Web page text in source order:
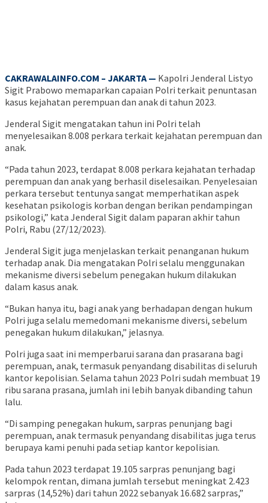
CAKRAWALAINFO.COM – JAKARTA — Kapolri Jenderal Listyo
Sigit Prabowo memaparkan capaian Polri terkait penuntasan
kasus kejahatan perempuan dan anak di tahun 2023.
Jenderal Sigit mengatakan tahun ini Polri telah
menyelesaikan 8.008 perkara terkait kejahatan perempuan dan
anak.
“Pada tahun 2023, terdapat 8.008 perkara kejahatan terhadap
perempuan dan anak yang berhasil diselesaikan. Penyelesaian
perkara tersebut tentunya sangat memperhatikan aspek
kesehatan psikologis korban dengan berikan pendampingan
psikologi,” kata Jenderal Sigit dalam paparan akhir tahun
Polri, Rabu (27/12/2023).
Jenderal Sigit juga menjelaskan terkait penanganan hukum
terhadap anak. Dia mengatakan Polri selalu menggunakan
mekanisme diversi sebelum penegakan hukum dilakukan
dalam kasus anak.
“Bukan hanya itu, bagi anak yang berhadapan dengan hukum
Polri juga selalu memedomani mekanisme diversi, sebelum
penegakan hukum dilakukan,” jelasnya.
Polri juga saat ini memperbarui sarana dan prasarana bagi
perempuan, anak, termasuk penyandang disabilitas di seluruh
kantor kepolisian. Selama tahun 2023 Polri sudah membuat 19
ribu sarana prasana, jumlah ini lebih banyak dibanding tahun
lalu.
“Di samping penegakan hukum, sarpras penunjang bagi
perempuan, anak termasuk penyandang disabilitas juga terus
berupaya kami penuhi pada setiap kantor kepolisian.
Pada tahun 2023 terdapat 19.105 sarpras penunjang bagi
kelompok rentan, dimana jumlah tersebut meningkat 2.423
sarpras (14,52%) dari tahun 2022 sebanyak 16.682 sarpras,”